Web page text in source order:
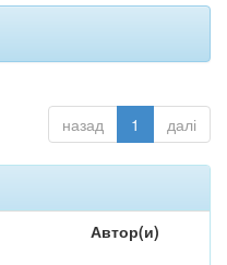
назад 1 далі
Автор(и)